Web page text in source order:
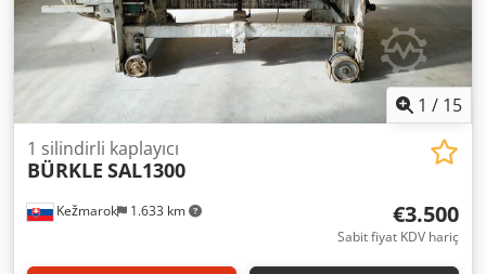
1 / 15
Kežmarok 1.633 km
1 silindirli kaplayıcı
BÜRKLE SAL1300
€3.500
Sabit fiyat KDV hariç